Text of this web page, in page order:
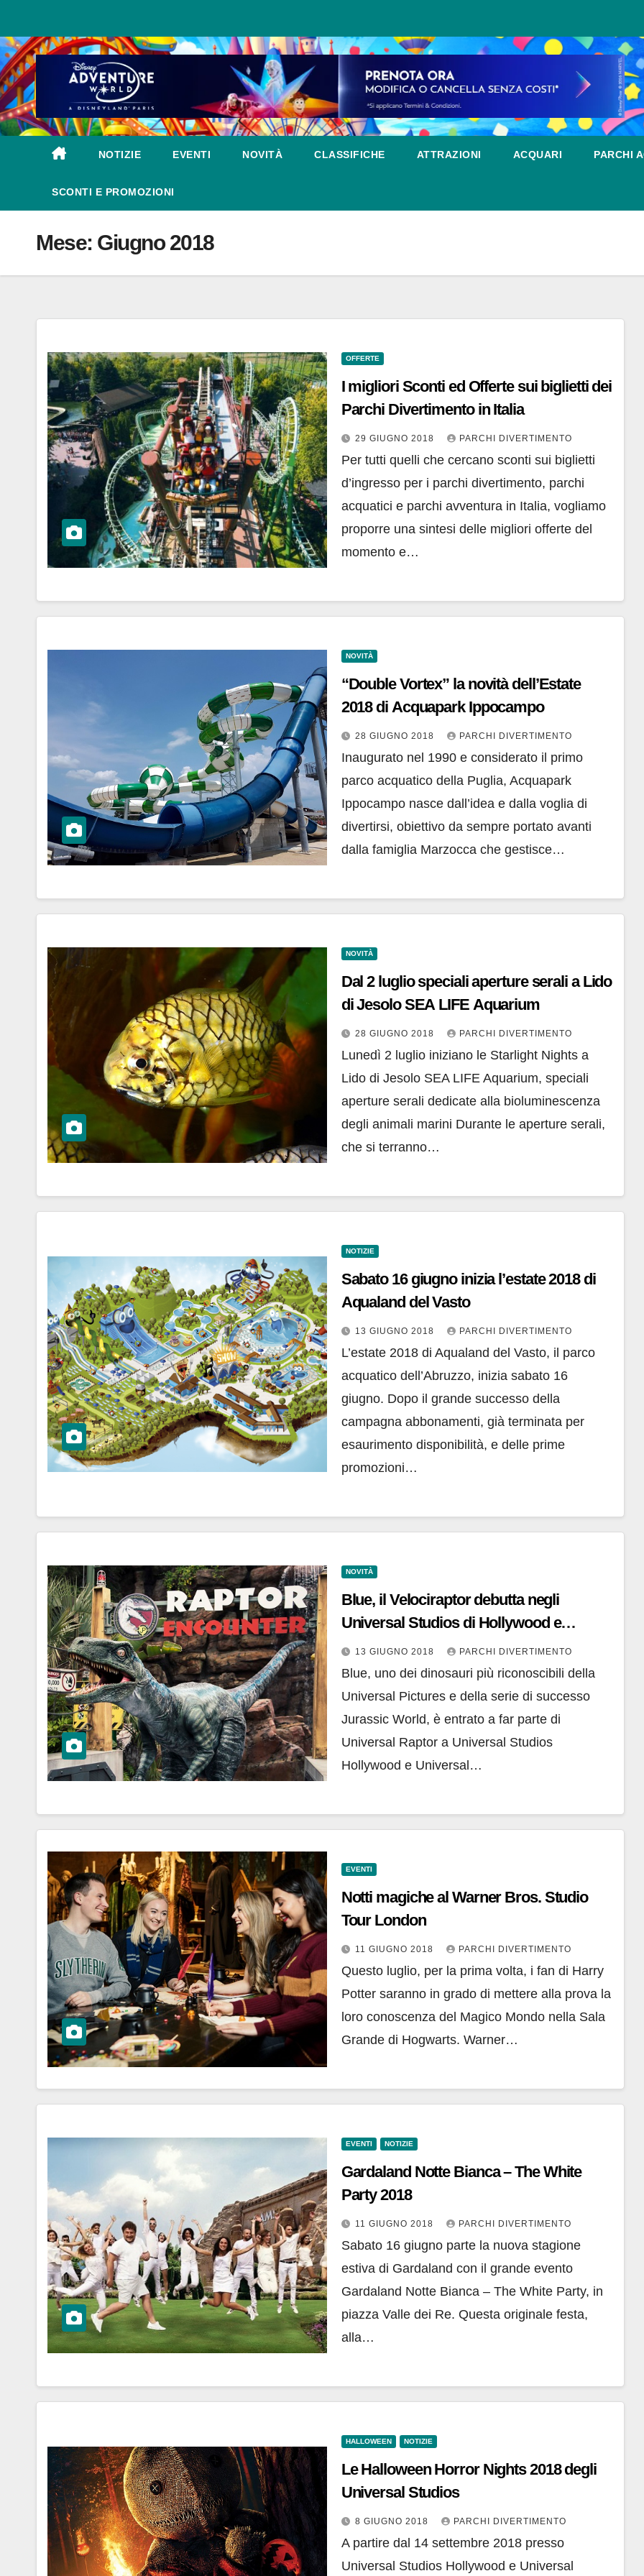
al
contenuto
NOTIZIE EVENTI NOVITÀ CLASSIFICHE ATTRAZIONI ACQUARI PARCHI
SCONTI E PROMOZIONI
Mese: Giugno 2018
OFFERTE
I migliori Sconti ed Offerte sui biglietti dei
Parchi Divertimento in Italia
29 GIUGNO 2018 PARCHI DIVERTIMENTO
Per tutti quelli che cercano sconti sui biglietti
d’ingresso per i parchi divertimento, parchi
acquatici e parchi avventura in Italia, vogliamo
proporre una sintesi delle migliori offerte del
momento e…
NOVITÀ
“Double Vortex” la novità dell’Estate
2018 di Acquapark Ippocampo
28 GIUGNO 2018 PARCHI DIVERTIMENTO
Inaugurato nel 1990 e considerato il primo
parco acquatico della Puglia, Acquapark
Ippocampo nasce dall’idea e dalla voglia di
divertirsi, obiettivo da sempre portato avanti
dalla famiglia Marzocca che gestisce…
NOVITÀ
Dal 2 luglio speciali aperture serali a Lido
di Jesolo SEA LIFE Aquarium
28 GIUGNO 2018 PARCHI DIVERTIMENTO
Lunedì 2 luglio iniziano le Starlight Nights a
Lido di Jesolo SEA LIFE Aquarium, speciali
aperture serali dedicate alla bioluminescenza
degli animali marini Durante le aperture serali,
che si terranno…
NOTIZIE
Sabato 16 giugno inizia l’estate 2018 di
Aqualand del Vasto
13 GIUGNO 2018 PARCHI DIVERTIMENTO
L’estate 2018 di Aqualand del Vasto, il parco
acquatico dell’Abruzzo, inizia sabato 16
giugno. Dopo il grande successo della
campagna abbonamenti, già terminata per
esaurimento disponibilità, e delle prime
promozioni…
NOVITÀ
Blue, il Velociraptor debutta negli
Universal Studios di Hollywood e
Universal Orlando Resort
13 GIUGNO 2018 PARCHI DIVERTIMENTO
Blue, uno dei dinosauri più riconoscibili della
Universal Pictures e della serie di successo
Jurassic World, è entrato a far parte di
Universal Raptor a Universal Studios
Hollywood e Universal…
EVENTI
Notti magiche al Warner Bros. Studio
Tour London
11 GIUGNO 2018 PARCHI DIVERTIMENTO
Questo luglio, per la prima volta, i fan di Harry
Potter saranno in grado di mettere alla prova la
loro conoscenza del Magico Mondo nella Sala
Grande di Hogwarts. Warner…
EVENTI NOTIZIE
Gardaland Notte Bianca – The White
Party 2018
11 GIUGNO 2018 PARCHI DIVERTIMENTO
Sabato 16 giugno parte la nuova stagione
estiva di Gardaland con il grande evento
Gardaland Notte Bianca – The White Party, in
piazza Valle dei Re. Questa originale festa,
alla…
HALLOWEEN NOTIZIE
Le Halloween Horror Nights 2018 degli
Universal Studios
8 GIUGNO 2018 PARCHI DIVERTIMENTO
A partire dal 14 settembre 2018 presso
Universal Studios Hollywood e Universal